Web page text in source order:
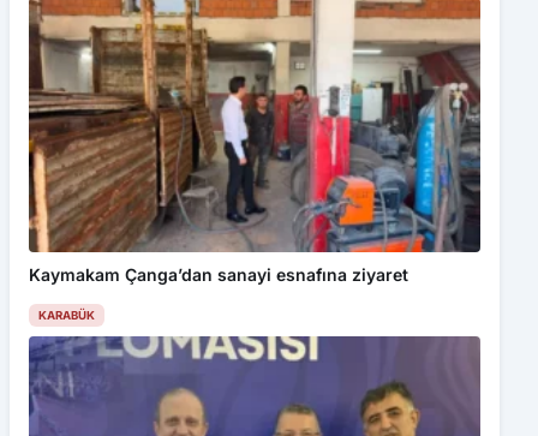
Kaymakam Çanga’dan sanayi esnafına ziyaret
KARABÜK